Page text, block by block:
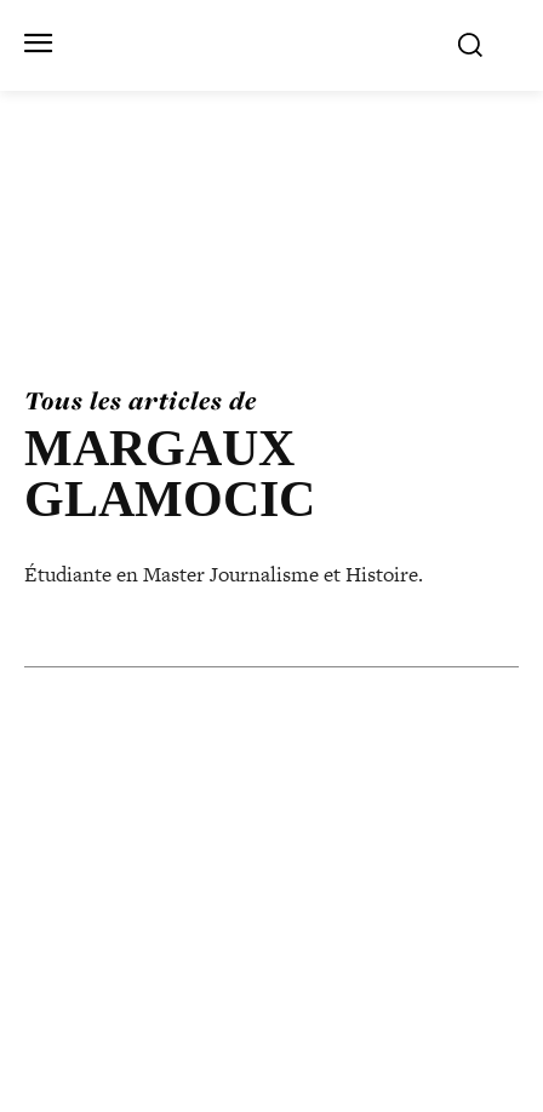
Tous les articles de
MARGAUX
GLAMOCIC
Étudiante en Master Journalisme et Histoire.